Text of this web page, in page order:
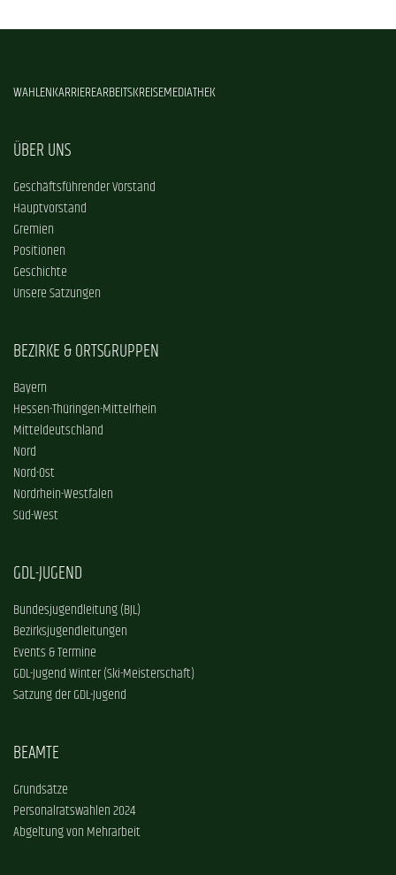
WAHLENKARRIEREARBEITSKREISEMEDIATHEK
ÜBER UNS
Geschäftsführender Vorstand
Hauptvorstand
Gremien
Positionen
Geschichte
Unsere Satzungen
BEZIRKE & ORTSGRUPPEN
Bayern
Hessen-Thüringen-Mittelrhein
Mitteldeutschland
Nord
Nord-Ost
Nordrhein-Westfalen
Süd-West
GDL-JUGEND
Bundesjugendleitung (BJL)
Bezirksjugendleitungen
Events & Termine
GDL-Jugend Winter (Ski-Meisterschaft)
Satzung der GDL-Jugend
BEAMTE
Grundsätze
Personalratswahlen 2024
Abgeltung von Mehrarbeit